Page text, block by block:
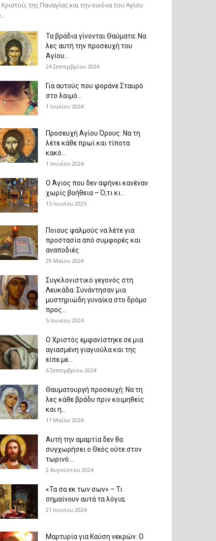
της Παν­αγίας και την εικόνα του Αγίου
Τα βράδια γίνονται Θαύματα: Να
λες αυτή την προσευχή του
Αγίου...
24 Σεπτεμβρίου 2024
Για αυτούς που φοράνε Σταυρό
στο λαιμό…
1 Ιουλίου 2024
Προσευχή Αγίου Όρους: Να τη
λέτε κάθε πρωί και τίποτα
κακό...
1 Ιουνίου 2024
Ο Άγιος που δεν αφήνει κανέναν
χωρίς βοήθεια – Ό,τι κι...
15 Ιουνίου 2025
Ποιους ψαλμούς να λέτε για
προστασία από συμφορές και
αναποδιές
29 Μαΐου 2024
Συγκλονιστικό γεγονός στη
Λευκάδα: Συνάντησαν μια
μυστηριώδη γυναίκα στο δρόμο
προς...
5 Ιουνίου 2024
Ο Χριστός εμφανίστηκε σε μια
αγιασμένη γιαγιούλα και της
είπε με...
6 Σεπτεμβρίου 2024
Θαυματουργή προσευχή: Να τη
λες κάθε βράδυ πριν κοιμηθείς
και η...
11 Μαΐου 2024
Αυτή την αμαρτία δεν θα
συγχωρήσει ο Θεός ούτε στον
τωρινό...
2 Αυγούστου 2024
«Τα σα εκ των σων» – Τι
σημαίνουν αυτά τα λόγια;
21 Ιουνίου 2024
Μαρτυρία για Καύση νεκρών: Ο